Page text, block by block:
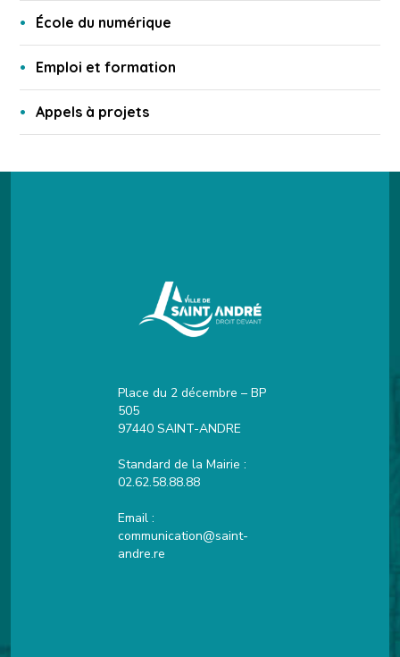
École du numérique
Emploi et formation
Appels à projets
Place du 2 décembre – BP
505
97440 SAINT-ANDRE
Standard de la Mairie :
02.62.58.88.88
Email :
communication@saint-
andre.re